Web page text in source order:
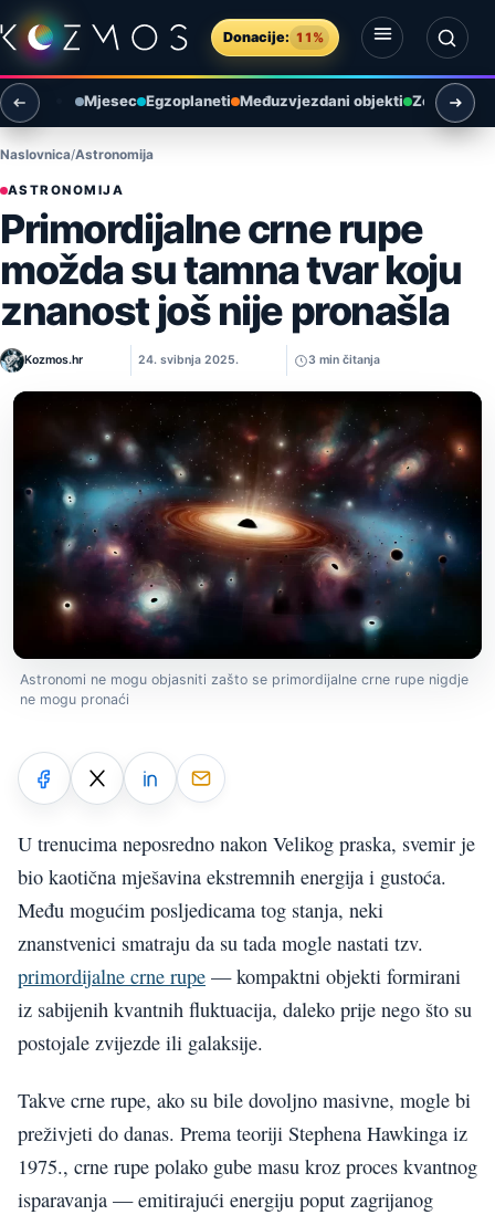
Preskoči na sadržaj
Donacije: 11%
Otvori izbornik
Otvori pretragu
Mjesec Egzoplaneti Međuzvjezdani objekti Zemlja i
Naslovnica Astronomija
ASTRONOMIJA
Primordijalne crne rupe
možda su tamna tvar koju
znanost još nije pronašla
Kozmos.hr 24. svibnja 2025. 3 min čitanja
Astronomi ne mogu objasniti zašto se primordijalne crne rupe nigdje
ne mogu pronaći
U trenucima neposredno nakon Velikog praska, svemir je
bio kaotična mješavina ekstremnih energija i gustoća.
Među mogućim posljedicama tog stanja, neki
znanstvenici smatraju da su tada mogle nastati tzv.
primordijalne crne rupe — kompaktni objekti formirani
iz sabijenih kvantnih fluktuacija, daleko prije nego što su
postojale zvijezde ili galaksije.
Takve crne rupe, ako su bile dovoljno masivne, mogle bi
preživjeti do danas. Prema teoriji Stephena Hawkinga iz
1975., crne rupe polako gube masu kroz proces kvantnog
isparavanja — emitirajući energiju poput zagrijanog